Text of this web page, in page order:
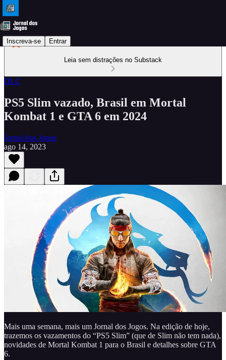
Inscreva-se Entrar
Leia sem distrações no Substack
DLC
PS5 Slim vazado, Brasil em Mortal
Kombat 1 e GTA 6 em 2024
Jornal dos Jogos
ago 14, 2023
Mais uma semana, mais um Jornal dos Jogos. Na edição de hoje,
trazemos os vazamentos do “PS5 Slim” (que de Slim não tem nada),
novidades de Mortal Kombat 1 para o Brasil e detalhes sobre GTA
6.